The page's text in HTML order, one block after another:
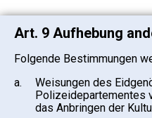
Art. 9 Aufhebung
Folgende Bestimmungen
a.
Weisungen des
Polizeidepartementes
das Anbringen der